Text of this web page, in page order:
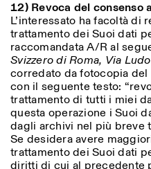
12) Revoca del consenso
L’interessato ha facoltà di
trattamento dei Suoi dati
raccomandata A/R al
Svizzero di Roma, Via
corredato da fotocopia
con il seguente testo:
trattamento di tutti i miei
questa operazione i Suoi
dagli archivi nel più breve
Se desidera avere
trattamento dei Suoi dati
diritti di cui al precedente